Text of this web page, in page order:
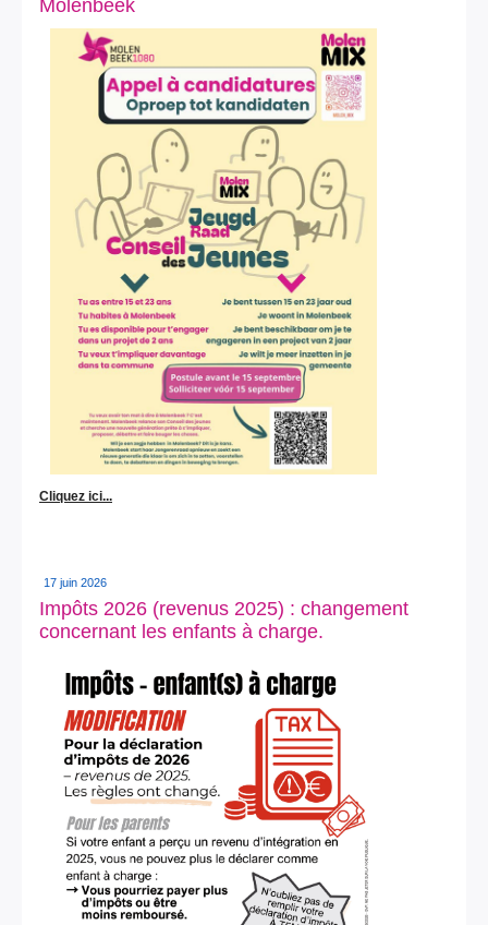
Molenbeek
Cliquez ici...
17 juin 2026
Impôts 2026 (revenus 2025) : changement
concernant les enfants à charge.